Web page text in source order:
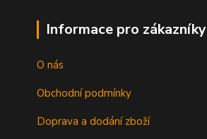
Informace pro zákazníky
O nás
Obchodní podmínky
Doprava a dodání zboží